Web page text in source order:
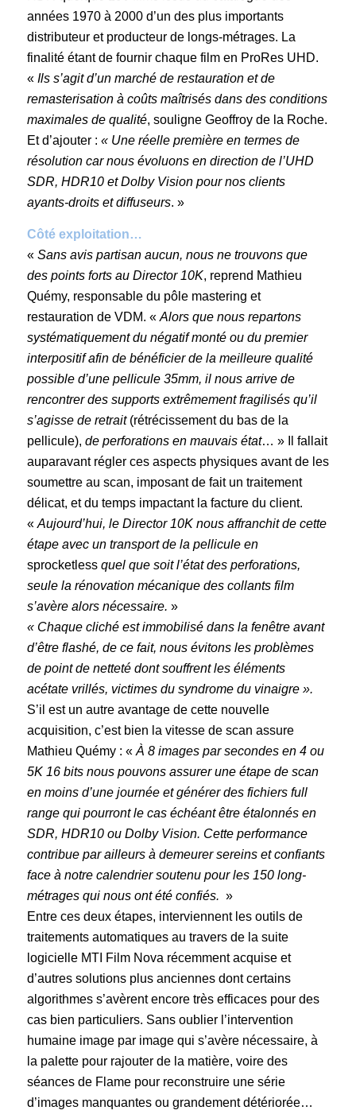
années 1970 à 2000 d’un des plus importants
distributeur et producteur de longs-métrages. La
finalité étant de fournir chaque film en ProRes UHD.
« Ils s’agit d’un marché de restauration et de
remasterisation à coûts maîtrisés dans des conditions
maximales de qualité, souligne Geoffroy de la Roche.
Et d’ajouter : « Une réelle première en termes de
résolution car nous évoluons en direction de l’UHD
SDR, HDR10 et Dolby Vision pour nos clients
ayants-droits et diffuseurs. »
Côté exploitation…
« Sans avis partisan aucun, nous ne trouvons que
des points forts au Director 10K, reprend Mathieu
Quémy, responsable du pôle mastering et
restauration de VDM. « Alors que nous repartons
systématiquement du négatif monté ou du premier
interpositif afin de bénéficier de la meilleure qualité
possible d’une pellicule 35mm, il nous arrive de
rencontrer des supports extrêmement fragilisés qu’il
s’agisse de retrait(rétrécissement du bas de la
pellicule), de perforations en mauvais état… » Il fallait
auparavant régler ces aspects physiques avant de les
soumettre au scan, imposant de fait un traitement
délicat, et du temps impactant la facture du client.
« Aujourd’hui, le Director 10K nous affranchit de cette
étape avec un transport de la pellicule en
sprocketlessquel que soit l’état des perforations,
seule la rénovation mécanique des collants film
s’avère alors nécessaire. »
« Chaque cliché est immobilisé dans la fenêtre avant
d’être flashé, de ce fait, nous évitons les problèmes
de point de netteté dont souffrent les éléments
acétate vrillés, victimes du syndrome du vinaigre ».
S’il est un autre avantage de cette nouvelle
acquisition, c’est bien la vitesse de scan assure
Mathieu Quémy : « À 8 images par secondes en 4 ou
5K 16 bits nous pouvons assurer une étape de scan
en moins d’une journée et générer des fichiers full
range qui pourront le cas échéant être étalonnés en
SDR, HDR10 ou Dolby Vision. Cette performance
contribue par ailleurs à demeurer sereins et confiants
face à notre calendrier soutenu pour les 150 long-
métrages qui nous ont été confiés. »
Entre ces deux étapes, interviennent les outils de
traitements automatiques au travers de la suite
logicielle MTI Film Nova récemment acquise et
d’autres solutions plus anciennes dont certains
algorithmes s’avèrent encore très efficaces pour des
cas bien particuliers. Sans oublier l’intervention
humaine image par image qui s’avère nécessaire, à
la palette pour rajouter de la matière, voire des
séances de Flame pour reconstruire une série
d’images manquantes ou grandement détériorée…